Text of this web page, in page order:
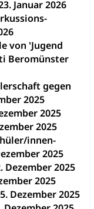
Januar 2026
von 'Jugend
Beromünster
gegen
2025
2025
2025
innen-
2025
Dezember 2025
2025
Dezember 2025